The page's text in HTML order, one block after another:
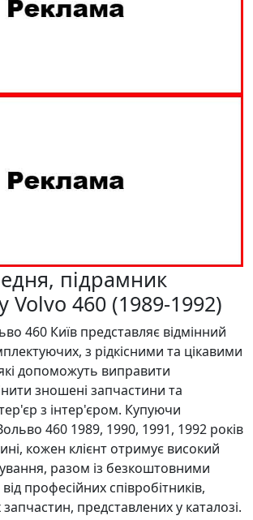
підрамник
Volvo 460 (1989-1992)
460 Київ представляє відмінний
з рідкісними та цікавими
допоможуть виправити
зношені запчастини та
з інтер'єром. Купуючи
460 1989, 1990, 1991, 1992 років
кожен клієнт отримує високий
разом із безкоштовними
професійних співробітників,
представлених у каталозі.